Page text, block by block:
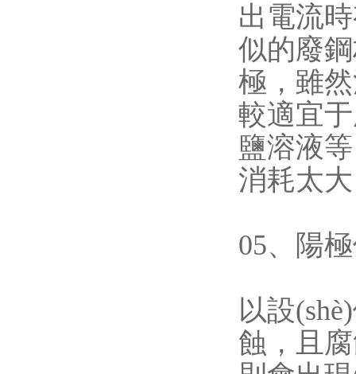
出電流
似的廢
極，
較適宜于
鹽溶液等
消耗太大
05、陽
以設
蝕，